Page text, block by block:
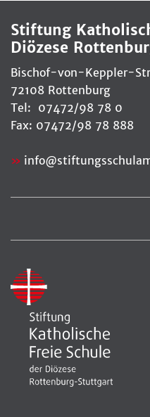
Stiftung
Diözese
Bischof-von-Keppler-
72108 Rottenburg
Tel: 07472/98 78 0
Fax: 07472/98 78 888
info@